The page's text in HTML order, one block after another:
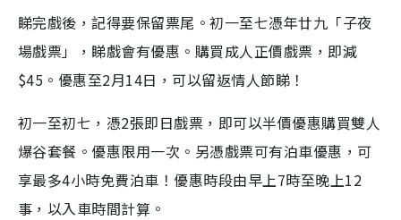
睇完戲後，記得要保留票尾。初一至七憑年廿九「子夜
場戲票」，睇戲會有優惠。購買成人正價戲票，即減
$45。優惠至2月14日，可以留返情人節睇！
初一至初七，憑2張即日戲票，即可以半價優惠購買雙人
爆谷套餐。優惠限用一次。另憑戲票可有泊車優惠，可
享最多4小時免費泊車！優惠時段由早上7時至晚上12
事，以入車時間計算。